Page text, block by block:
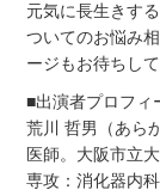
元気に長生きす
ついてのお悩み
ージもお待ちして
■出演者プロフィ
荒川 哲男（あら
医師。大阪市立
専攻：消化器内